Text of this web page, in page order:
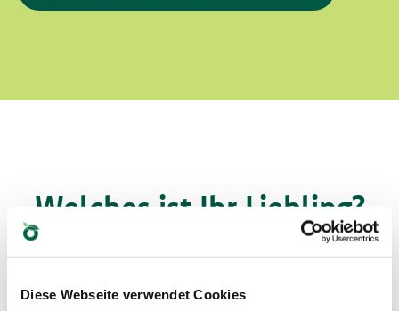
Diese Webseite verwendet Cookies
Welches ist Ihr Liebling?
Finden Sie unsere besten Produkte für Ihr